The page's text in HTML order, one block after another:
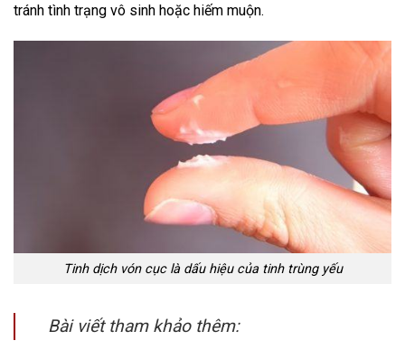
tránh tình trạng vô sinh hoặc hiếm muộn.
Tinh dịch vón cục là dấu hiệu của tinh trùng yếu
Bài viết tham khảo thêm: